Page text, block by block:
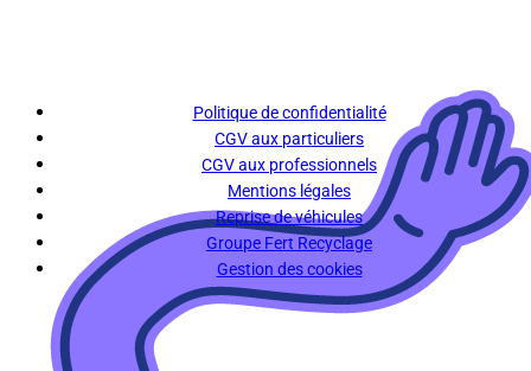
Politique de confidentialité
CGV aux particuliers
CGV aux professionnels
Mentions légales
Reprise de véhicules
Groupe Fert Recyclage
Gestion des cookies